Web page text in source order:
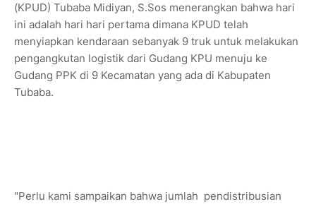
(KPUD) Tubaba Midiyan, S.Sos menerangkan bahwa hari
ini adalah hari hari pertama dimana KPUD telah
menyiapkan kendaraan sebanyak 9 truk untuk melakukan
pengangkutan logistik dari Gudang KPU menuju ke
Gudang PPK di 9 Kecamatan yang ada di Kabupaten
Tubaba.
"Perlu kami sampaikan bahwa jumlah pendistribusian